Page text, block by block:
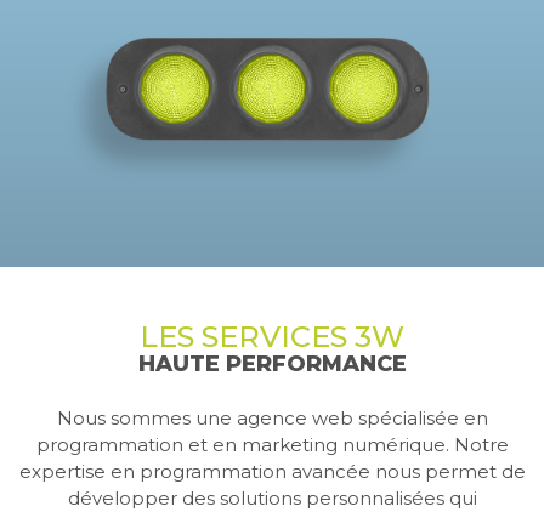
LES SERVICES 3W
HAUTE PERFORMANCE
Nous sommes une agence web spécialisée en
programmation et en marketing numérique. Notre
expertise en programmation avancée nous permet de
développer des solutions personnalisées qui